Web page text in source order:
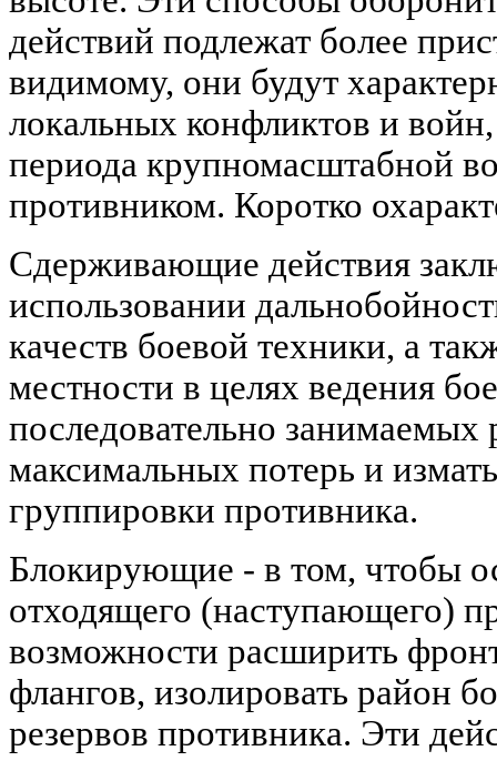
действий подлежат более
видимому, они будут
локальных конфликтов и
периода крупномасштабной
противником. Коротко
Сдерживающие действия
использовании
качеств боевой техники, а
местности в целях ведения
последовательно занимаемых
максимальных потерь и
группировки противника.
Блокирующие - в том, чтобы
отходящего (наступающего)
возможности расширить
флангов, изолировать район
резервов противника. Эти